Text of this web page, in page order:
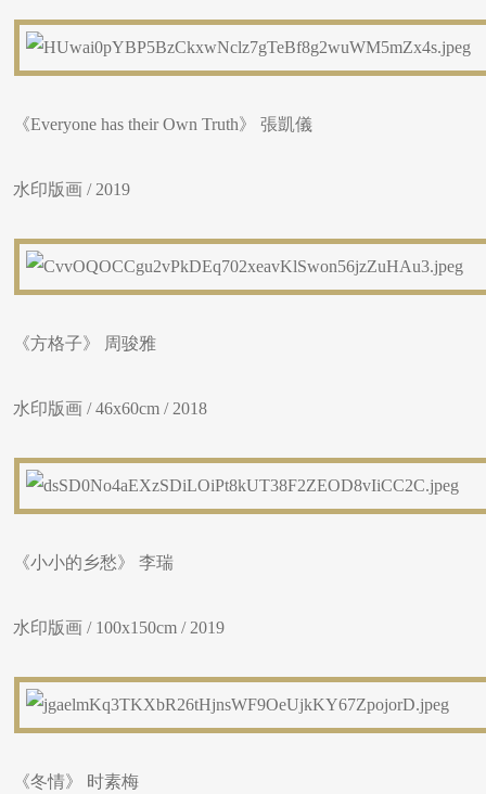
《Everyone has their Own Truth》 張凱儀
水印版画 / 2019
《方格子》 周骏雅
水印版画 / 46x60cm / 2018
《小小的乡愁》 李瑞
水印版画 / 100x150cm / 2019
《冬情》 时素梅